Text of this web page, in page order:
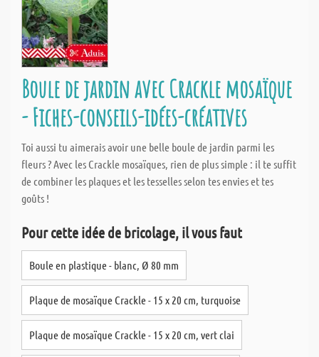
Boule de jardin avec Crackle mosaïque
- Fiches-conseils-idées-créatives
Toi aussi tu aimerais avoir une belle boule de jardin parmi les
fleurs ? Avec les Crackle mosaïques, rien de plus simple : il te suffit
de combiner les plaques et les tesselles selon tes envies et tes
goûts !
Pour cette idée de bricolage, il vous faut
Boule en plastique - blanc, Ø 80 mm
Plaque de mosaïque Crackle - 15 x 20 cm, turquoise
Plaque de mosaïque Crackle - 15 x 20 cm, vert clai